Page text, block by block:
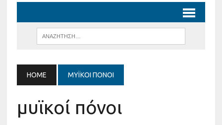
HOME ΜΥΪΚΟΊ ΠΌΝΟΙ
μυϊκοί πόνοι